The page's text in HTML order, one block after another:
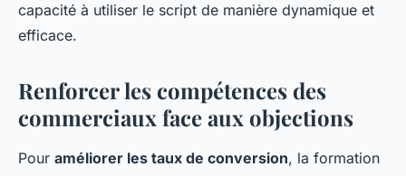
capacité à utiliser le script de manière dynamique et
efficace.
Renforcer les compétences des
commerciaux face aux objections
Pour améliorer les taux de conversion, la formation